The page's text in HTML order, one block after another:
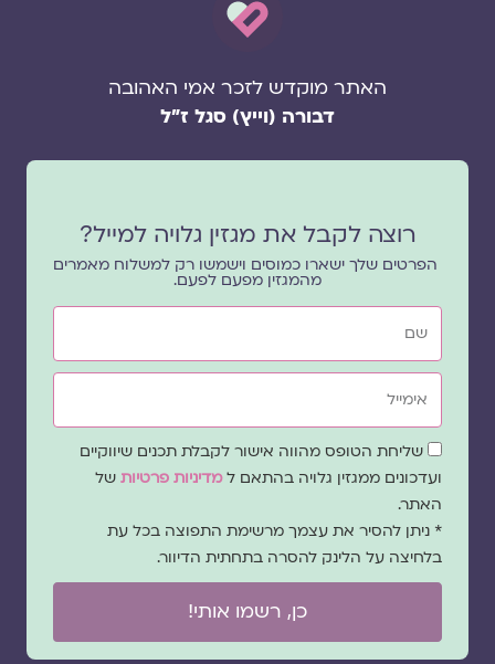
האתר מוקדש לזכר אמי האהובה
דבורה (וייץ) סגל ז"ל
רוצה לקבל את מגזין גלויה למייל?
הפרטים שלך ישארו כמוסים וישמשו רק למשלוח מאמרים
מהמגזין מפעם לפעם.
שם
אימייל
שדה
הסכמה
שליחת הטופס מהווה אישור לקבלת תכנים שיווקיים
ועדכונים ממגזין גלויה בהתאם ל מדיניות פרטיותשל
האתר.
* ניתן להסיר את עצמך מרשימת התפוצה בכל עת
בלחיצה על הלינק להסרה בתחתית הדיוור.
כן, רשמו אותי!